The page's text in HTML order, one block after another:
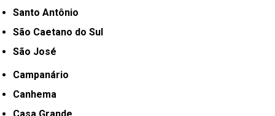
Santo Antônio
São Caetano do Sul
São José
Campanário
Canhema